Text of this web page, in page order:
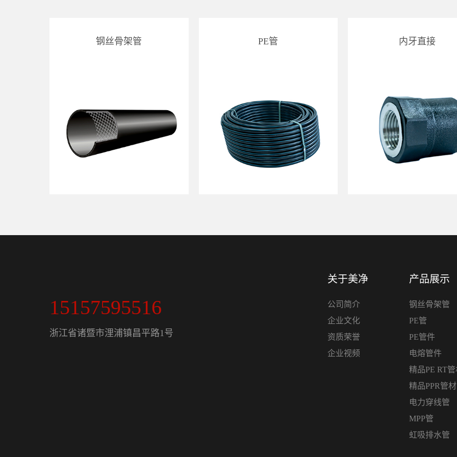
钢丝骨架管 PE管 内牙直接
15157595516
浙江省诸暨市浬浦镇昌平路1号
关于美净
公司简介
企业文化
资质荣誉
企业视频
产品展示
钢丝骨架管
PE管
PE管件
电熔管件
精品PE RT
精品PPR管
电力穿线管
MPP管
虹吸排水管